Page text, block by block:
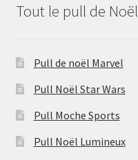
Tout le pull de Noël
Pull de noël Marvel
Pull Noël Star Wars
Pull Moche Sports
Pull Noël Lumineux